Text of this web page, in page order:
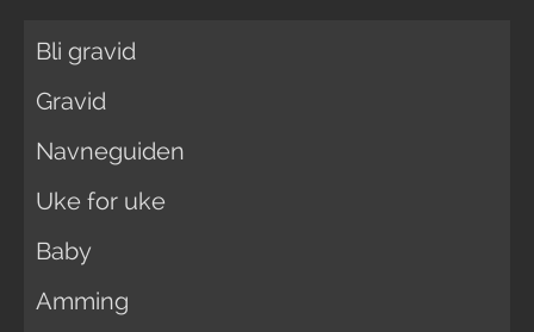
Bli gravid
Gravid
Navneguiden
Uke for uke
Baby
Amming